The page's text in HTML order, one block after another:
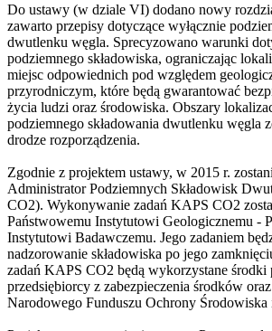
Do ustawy (w dziale VI) dodano nowy
zawarto przepisy dotyczące wyłącznie
dwutlenku węgla. Sprecyzowano warunki
podziemnego składowiska, ograniczając
miejsc odpowiednich pod względem
przyrodniczym, które będą gwarantować
życia ludzi oraz środowiska. Obszary
podziemnego składowania dwutlenku węgla
drodze rozporządzenia.
Zgodnie z projektem ustawy, w 2015 r.
Administrator Podziemnych Składowisk
CO2). Wykonywanie zadań KAPS CO2
Państwowemu Instytutowi Geologicznemu -
Instytutowi Badawczemu. Jego zadaniem
nadzorowanie składowiska po jego
zadań KAPS CO2 będą wykorzystane środki
przedsiębiorcy z zabezpieczenia środków
Narodowego Funduszu Ochrony